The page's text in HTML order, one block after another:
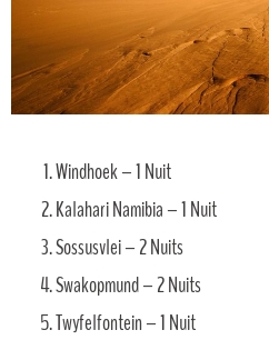
Windhoek – 1 Nuit
Kalahari Namibia – 1 Nuit
Sossusvlei – 2 Nuits
Swakopmund – 2 Nuits
Twyfelfontein – 1 Nuit